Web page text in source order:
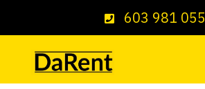
603 981 055